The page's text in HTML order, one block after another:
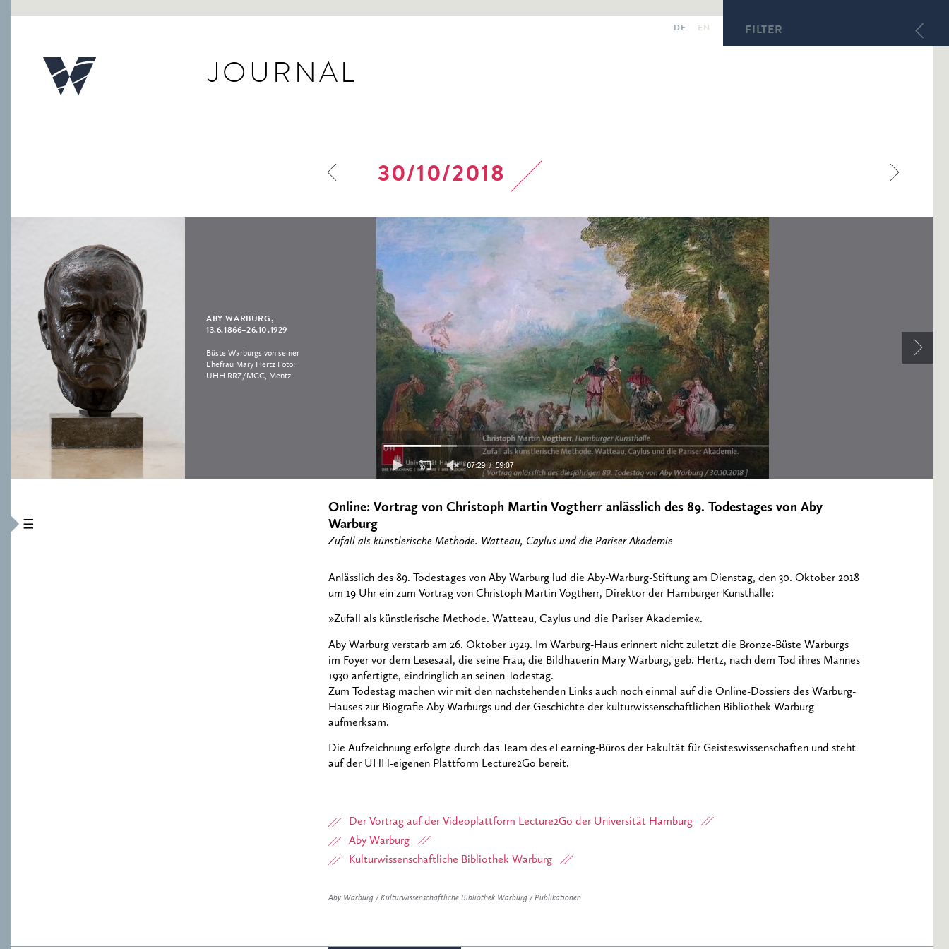
DE EN FILTER
JOURNAL
30/10/2018
ABY WARBURG,
13.6.1866–26.10.1929
Büste Warburgs von seiner
Ehefrau Mary Hertz Foto:
UHH RRZ/MCC, Mentz
Online: Vortrag von Christoph Martin Vogtherr anlässlich des 89. Todestages von Aby
Warburg
Zufall als künstlerische Methode. Watteau, Caylus und die Pariser Akademie
Anlässlich des 89. Todestages von Aby Warburg lud die Aby-Warburg-Stiftung am Dienstag, den 30. Oktober 2018
um 19 Uhr ein zum Vortrag von Christoph Martin Vogtherr, Direktor der Hamburger Kunsthalle:
»Zufall als künstlerische Methode. Watteau, Caylus und die Pariser Akademie«.
Aby Warburg verstarb am 26. Oktober 1929. Im Warburg-Haus erinnert nicht zuletzt die Bronze-Büste Warburgs
im Foyer vor dem Lesesaal, die seine Frau, die Bildhauerin Mary Warburg, geb. Hertz, nach dem Tod ihres Mannes
1930 anfertigte, eindringlich an seinen Todestag.
Zum Todestag machen wir mit den nachstehenden Links auch noch einmal auf die Online-Dossiers des Warburg-
Hauses zur Biografie Aby Warburgs und der Geschichte der kulturwissenschaftlichen Bibliothek Warburg
aufmerksam.
Die Aufzeichnung erfolgte durch das Team des eLearning-Büros der Fakultät für Geisteswissenschaften und steht
auf der UHH-eigenen Plattform Lecture2Go bereit.
Der Vortrag auf der Videoplattform Lecture2Go der Universität Hamburg
Aby Warburg
Kulturwissenschaftliche Bibliothek Warburg
Aby Warburg / Kulturwissenschaftliche Bibliothek Warburg / Publikationen